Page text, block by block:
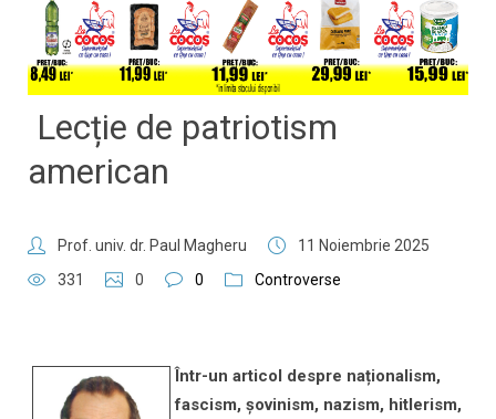
​​​​​​​ Lecție de patriotism
american
Prof. univ. dr. Paul Magheru
11 Noiembrie 2025
331
0 0 Controverse
Într-un articol despre naționalism,
fascism, șovinism, nazism, hitlerism,